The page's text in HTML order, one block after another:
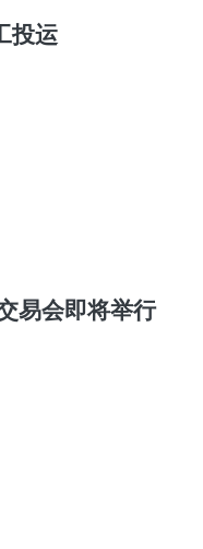
投运
易会即将举行